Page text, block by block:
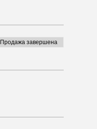
Продажа завершена